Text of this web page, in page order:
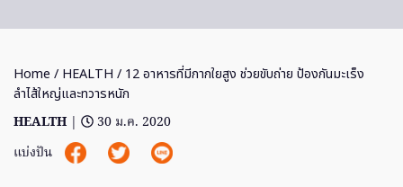
Home / HEALTH / 12 อาหารที่มีกากใยสูง ช่วยขับถ่าย ป้องกันมะเร็ง
ลำไส้ใหญ่และทวารหนัก
HEALTH |
30 ม.ค. 2020
แบ่งปัน